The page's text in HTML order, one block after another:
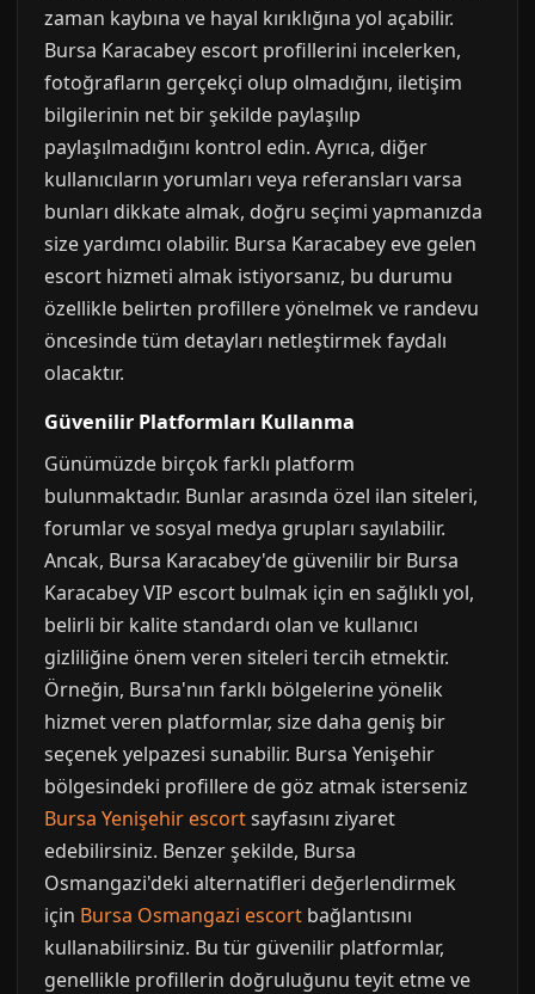
zaman kaybına ve hayal kırıklığına yol açabilir.
Bursa Karacabey escort profillerini incelerken,
fotoğrafların gerçekçi olup olmadığını, iletişim
bilgilerinin net bir şekilde paylaşılıp
paylaşılmadığını kontrol edin. Ayrıca, diğer
kullanıcıların yorumları veya referansları varsa
bunları dikkate almak, doğru seçimi yapmanızda
size yardımcı olabilir. Bursa Karacabey eve gelen
escort hizmeti almak istiyorsanız, bu durumu
özellikle belirten profillere yönelmek ve randevu
öncesinde tüm detayları netleştirmek faydalı
olacaktır.
Güvenilir Platformları Kullanma
Günümüzde birçok farklı platform
bulunmaktadır. Bunlar arasında özel ilan siteleri,
forumlar ve sosyal medya grupları sayılabilir.
Ancak, Bursa Karacabey'de güvenilir bir Bursa
Karacabey VIP escort bulmak için en sağlıklı yol,
belirli bir kalite standardı olan ve kullanıcı
gizliliğine önem veren siteleri tercih etmektir.
Örneğin, Bursa'nın farklı bölgelerine yönelik
hizmet veren platformlar, size daha geniş bir
seçenek yelpazesi sunabilir. Bursa Yenişehir
bölgesindeki profillere de göz atmak isterseniz
Bursa Yenişehir escortsayfasını ziyaret
edebilirsiniz. Benzer şekilde, Bursa
Osmangazi'deki alternatifleri değerlendirmek
için Bursa Osmangazi escort bağlantısını
kullanabilirsiniz. Bu tür güvenilir platformlar,
genellikle profillerin doğruluğunu teyit etme ve